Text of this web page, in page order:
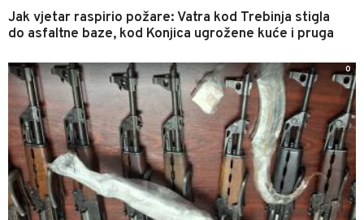
Jak vjetar raspirio požare: Vatra kod Trebinja stigla
do asfaltne baze, kod Konjica ugrožene kuće i pruga
0